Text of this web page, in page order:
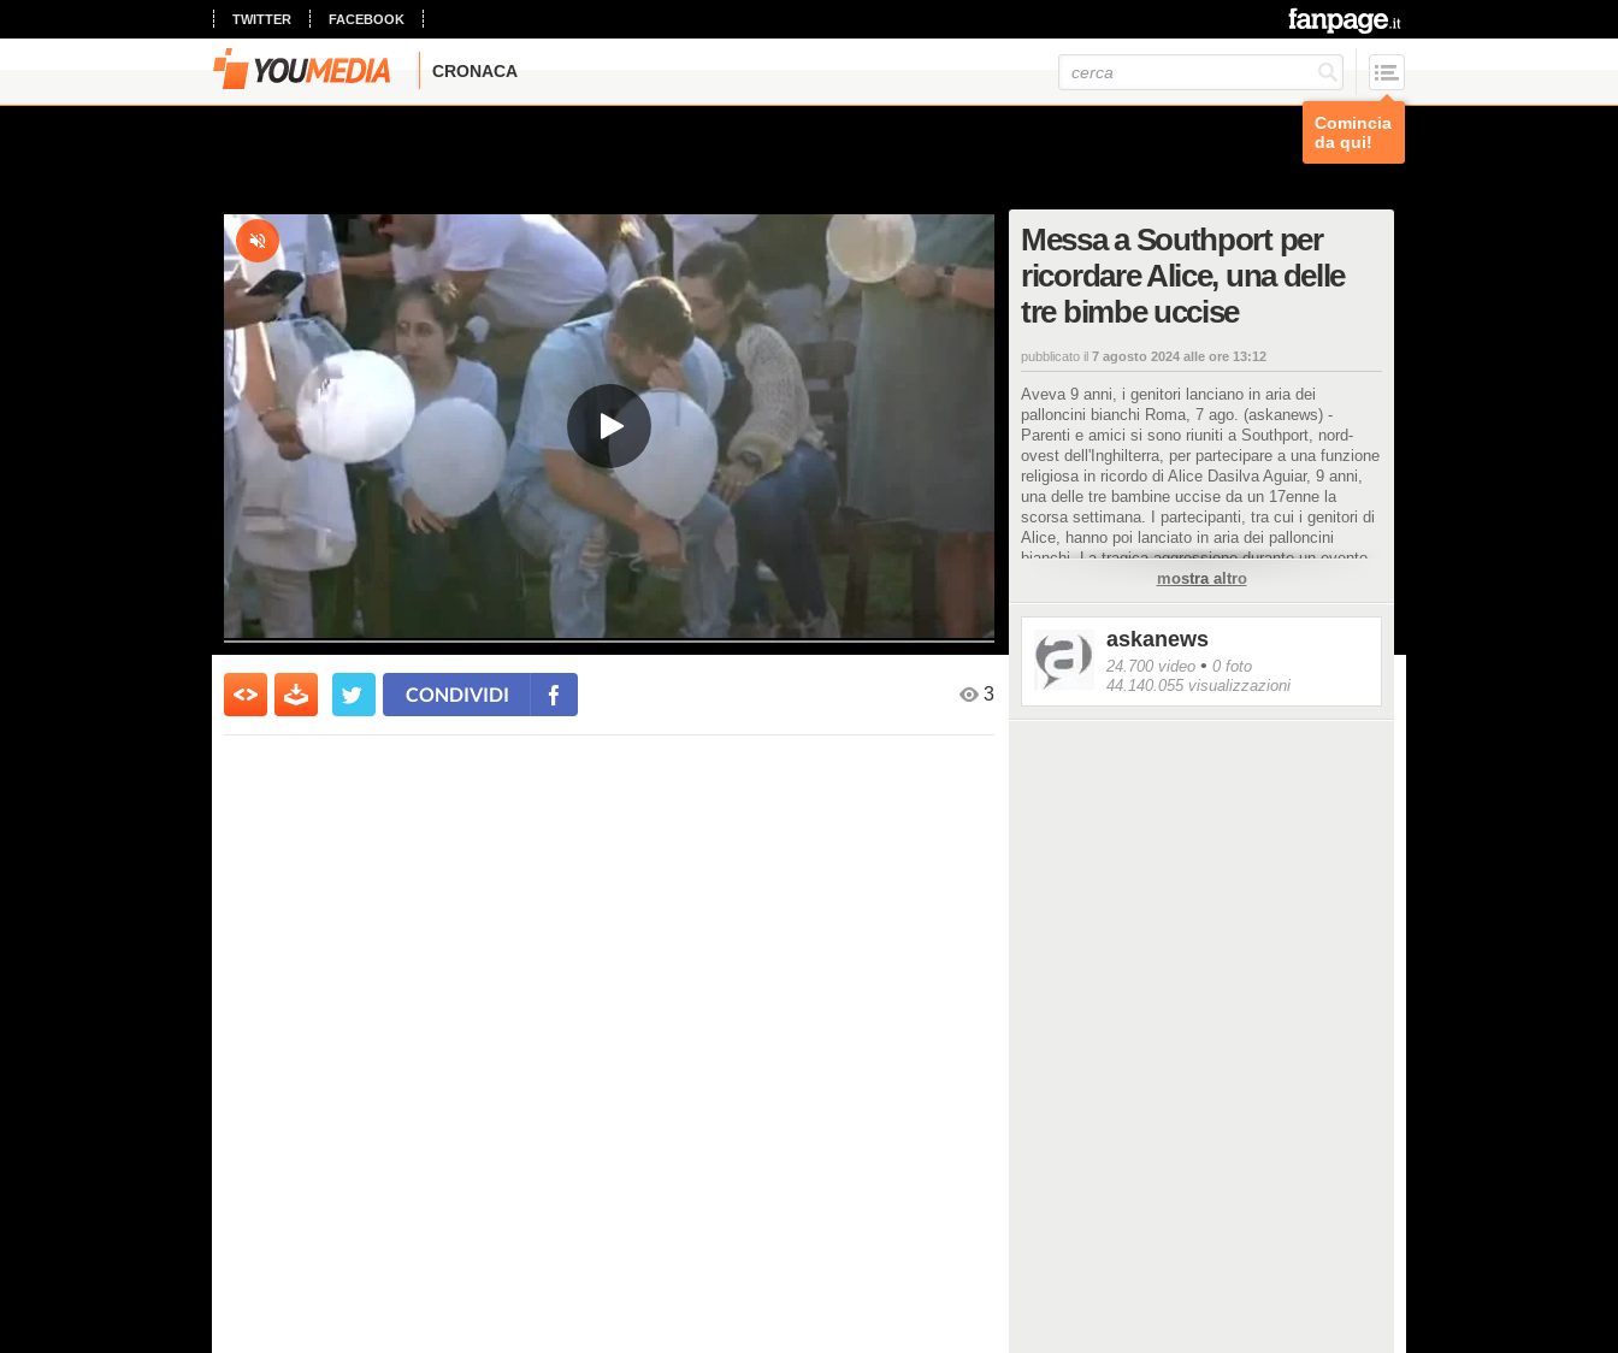
TWITTER FACEBOOK
CRONACA
Comincia
da qui!
Messa a Southport per
ricordare Alice, una delle
tre bimbe uccise
pubblicato il 7 agosto 2024 alle ore 13:12
Aveva 9 anni, i genitori lanciano in aria dei
palloncini bianchi Roma, 7 ago. (askanews) -
Parenti e amici si sono riuniti a Southport, nord-
ovest dell'Inghilterra, per partecipare a una funzione
religiosa in ricordo di Alice Dasilva Aguiar, 9 anni,
una delle tre bambine uccise da un 17enne la
scorsa settimana. I partecipanti, tra cui i genitori di
Alice, hanno poi lanciato in aria dei palloncini
bianchi. La tragica aggressione durante un evento
di danza, unita alle voci non verificate sull'identità e
la religione del sospettato, hanno provocato rabbia
e violente proteste con disordini in numerose città
inglesi.
mostra altro
askanews
24.700 video • 0 foto
44.140.055 visualizzazioni
CONDIVIDI 3